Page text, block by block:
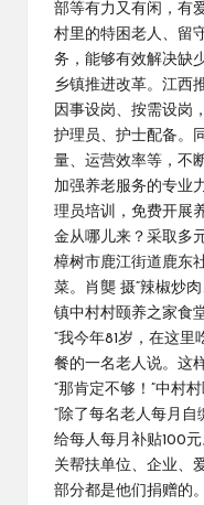
部等有力又有闲，有
村里的特困老人、留
务，能够有效解决缺
乡镇推进改革。江西
因事设岗、按需设岗
护理员、护士配备。
量、运营效率等，不
加强养老服务的专业
理员培训，免费开展
金从哪儿来？采取多
樟树市鹿江街道鹿东
菜。肖龑 摄“辣椒炒
镇中村村颐养之家食
“我今年81岁，在这里
餐的一名老人说。这
“那肯定不够！”中村
“除了每名老人每月
给每人每月补贴100
关帮扶单位、企业、
部分都是他们捐赠的